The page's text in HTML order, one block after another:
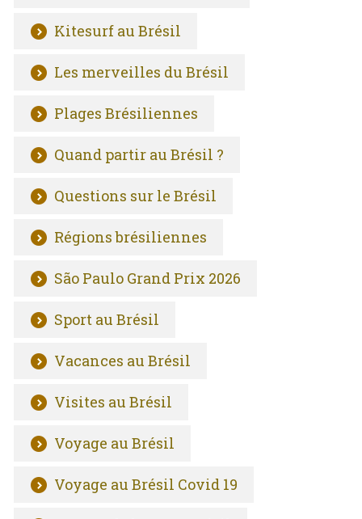
Kitesurf au Brésil
Les merveilles du Brésil
Plages Brésiliennes
Quand partir au Brésil ?
Questions sur le Brésil
Régions brésiliennes
São Paulo Grand Prix 2026
Sport au Brésil
Vacances au Brésil
Visites au Brésil
Voyage au Brésil
Voyage au Brésil Covid 19